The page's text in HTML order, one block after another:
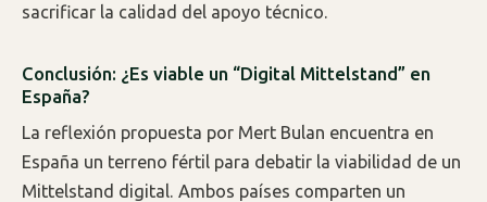
sacrificar la calidad del apoyo técnico.
Conclusión: ¿Es viable un “Digital Mittelstand” en
España?
La reflexión propuesta por Mert Bulan encuentra en
España un terreno fértil para debatir la viabilidad de un
Mittelstand digital. Ambos países comparten un